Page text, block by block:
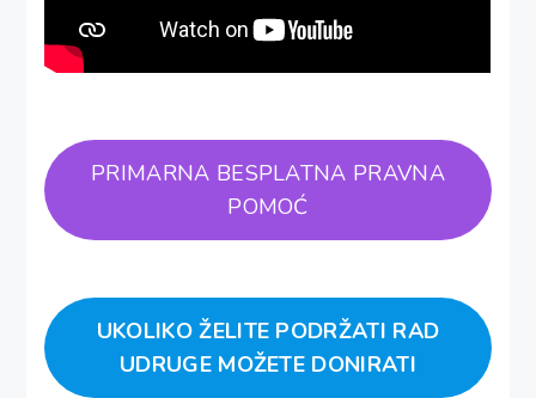
PRIMARNA BESPLATNA PRAVNA
POMOĆ
UKOLIKO ŽELITE PODRŽATI RAD
UDRUGE MOŽETE DONIRATI